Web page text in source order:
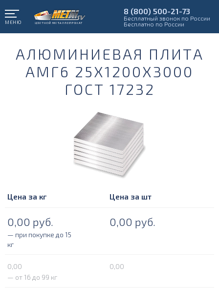
МЕНЮ
8 (800) 500-21-73
Бесплатный звонок по России
Бесплатно по России
АЛЮМИНИЕВАЯ ПЛИТА
АМГ6 25Х1200Х3000
ГОСТ 17232
Цена за кг Цена за шт
0,00 руб. 0,00 руб.
— при покупке до 15
кг
0,00
0,00
— от 16 до 99 кг